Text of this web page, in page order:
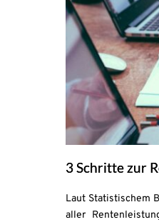
3 Schritte zur
Laut Statistischem
aller